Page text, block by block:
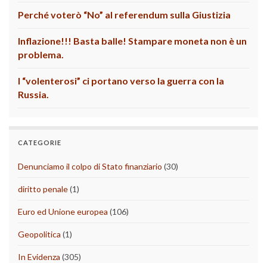
Perché voterò “No” al referendum sulla Giustizia
Inflazione!!! Basta balle! Stampare moneta non è un
problema.
I “volenterosi” ci portano verso la guerra con la
Russia.
CATEGORIE
Denunciamo il colpo di Stato finanziario (30)
diritto penale(1)
Euro ed Unione europea (106)
Geopolitica (1)
In Evidenza (305)